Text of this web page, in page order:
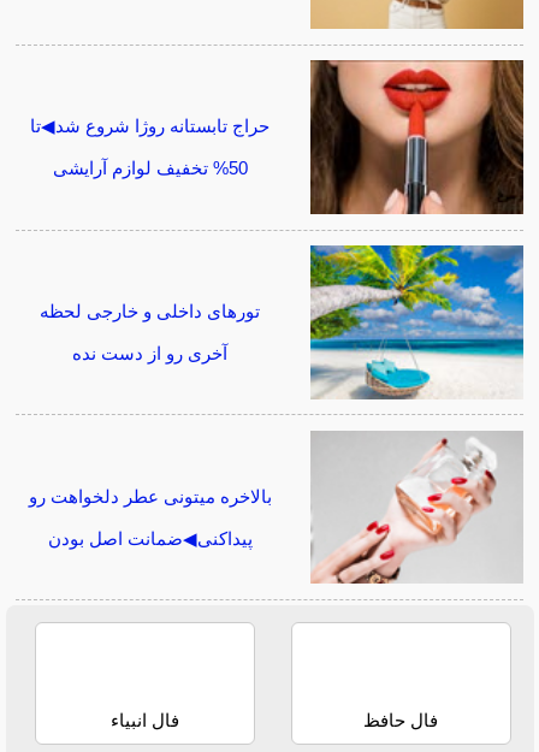
حراج تابستانه روژا شروع شد◀تا
50% تخفیف لوازم آرایشی
تورهای داخلی و خارجی لحظه
آخری رو از دست نده
بالاخره میتونی عطر دلخواهت رو
پیداکنی◀ضمانت اصل بودن
فال حافظ فال انبیاء